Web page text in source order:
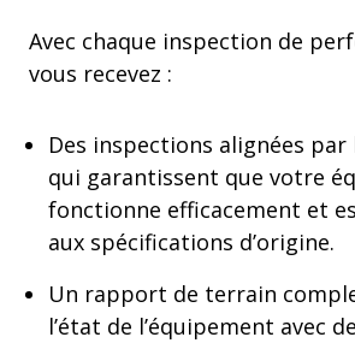
Avec chaque inspection de
vous recevez :
Des inspections alignées
qui garantissent que votre
fonctionne efficacement et
aux spécifications d’origine.
Un rapport de terrain
l’état de l’équipement avec